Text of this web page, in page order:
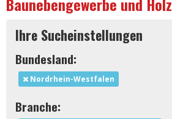
Ihre Sucheinstellungen
Bundesland:
Nordrhein-Westfalen
Branche: